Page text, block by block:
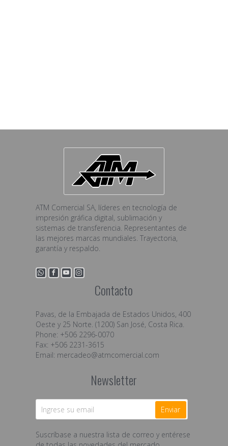
ATM Comercial SA, líderes en tecnología de
impresión gráfica digital, sublimación y
sistemas de transferencia. Representantes de
las mejores marcas mundiales. Trayectoria,
garantía y respaldo.
Contacto
Pavas, de la Embajada de Estados Unidos, 400
Oeste y 25 Norte. (1200) San José, Costa Rica.
Phone: +506 2296-0070
Fax: +506 2231-3615
Email: mercadeo@atmcomercial.com
Newsletter
Enviar
Suscríbase a nuestra lista de correo y entérese